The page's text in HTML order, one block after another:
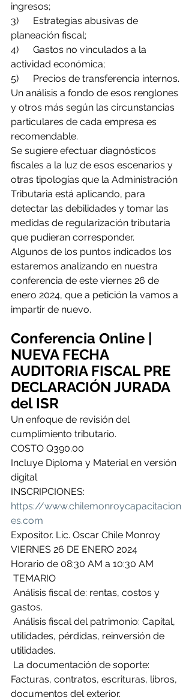
ingresos;
3)      Estrategias abusivas de
planeación fiscal;
4)      Gastos no vinculados a la
actividad económica;
5)      Precios de transferencia internos.
Un análisis a fondo de esos renglones
y otros más según las circunstancias
particulares de cada empresa es
recomendable.
Se sugiere efectuar diagnósticos
fiscales a la luz de esos escenarios y
otras tipologías que la Administración
Tributaria está aplicando, para
detectar las debilidades y tomar las
medidas de regularización tributaria
que pudieran corresponder.
Algunos de los puntos indicados los
estaremos analizando en nuestra
conferencia de este viernes 26 de
enero 2024, que a petición la vamos a
impartir de nuevo.
Conferencia Online |
NUEVA FECHA
AUDITORIA FISCAL PRE
DECLARACIÓN JURADA
del ISR
Un enfoque de revisión del
cumplimiento tributario.
COSTO Q390.00
Incluye Diploma y Material en versión
digital
INSCRIPCIONES:
https://www.chilemonroycapacitacion
es.com
Expositor. Lic. Oscar Chile Monroy
VIERNES 26 DE ENERO 2024
Horario de 08:30 AM a 10:30 AM
TEMARIO
Análisis fiscal de: rentas, costos y
gastos.
Análisis fiscal del patrimonio: Capital,
utilidades, pérdidas, reinversión de
utilidades.
La documentación de soporte:
Facturas, contratos, escrituras, libros,
documentos del exterior.